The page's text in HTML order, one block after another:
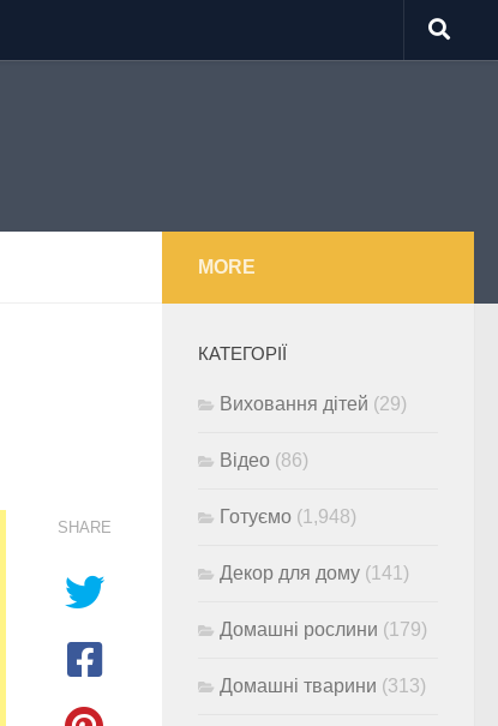
SHARE
MORE
КАТЕГОРІЇ
Виховання дітей (29)
Відео (86)
Готуємо (1,948)
Декор для дому (141)
Домашні рослини (179)
Домашні тварини (313)